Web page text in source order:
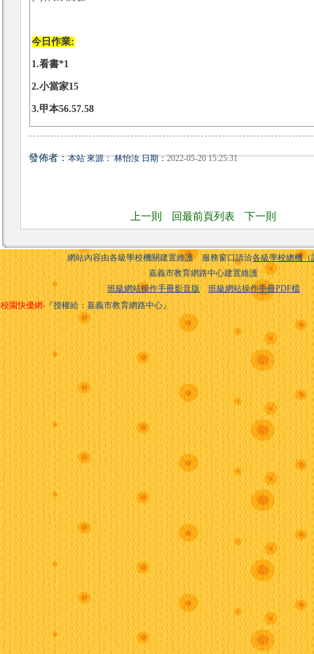
今日作業:
1.看書*1
2.小當家15
3.甲本56.57.58
發佈者：本站 來源： 林怡汝 日期：2022-05-20 15:25:31
上一則 回最前頁列表 下一則
網站內容由各級學校機關建置維護 服務窗口請洽各級學校總機（
嘉義市教育網路中心建置維護
班級網站操作手冊影音版
班級網站操作手冊PDF檔
校園快優網‧『授權給：嘉義市教育網路中心』